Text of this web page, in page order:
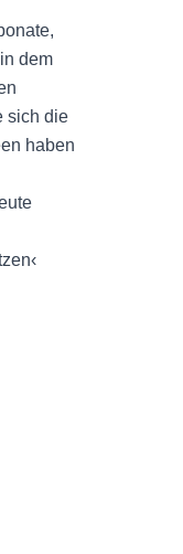
dem
sich die
haben